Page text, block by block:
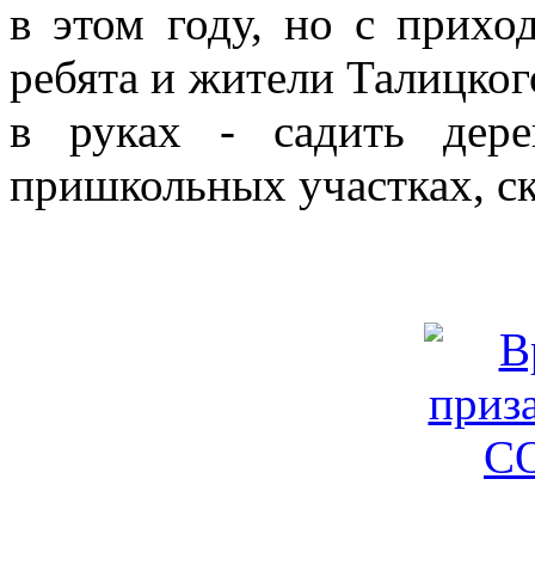
в этом году, но с
ребята и жители
в руках - садить
пришкольных участках,